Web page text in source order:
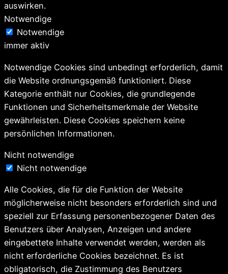
auswirken.
Notwendige
Notwendige
immer aktiv
Notwendige Cookies sind unbedingt erforderlich, damit
die Website ordnungsgemäß funktioniert. Diese
Kategorie enthält nur Cookies, die grundlegende
Funktionen und Sicherheitsmerkmale der Website
gewährleisten. Diese Cookies speichern keine
persönlichen Informationen.
Nicht notwendige
Nicht notwendige
Alle Cookies, die für die Funktion der Website
möglicherweise nicht besonders erforderlich sind und
speziell zur Erfassung personenbezogener Daten des
Benutzers über Analysen, Anzeigen und andere
eingebettete Inhalte verwendet werden, werden als
nicht erforderliche Cookies bezeichnet. Es ist
obligatorisch, die Zustimmung des Benutzers